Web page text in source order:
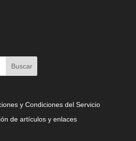
y Condiciones del Servicio
de artículos y enlaces